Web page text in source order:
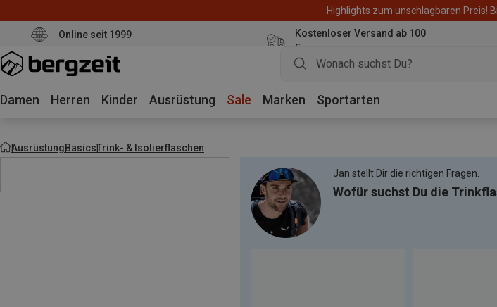
Highlights zum unschlagbaren Preis!
Online seit 1999
Kostenloser Versand ab 100
Euro
Damen Herren Kinder Ausrüstung Sale Marken Sportarten
AusrüstungBasicsTrink- & Isolierflaschen
Jan stellt Dir die richtigen Fragen.
Wofür suchst Du die